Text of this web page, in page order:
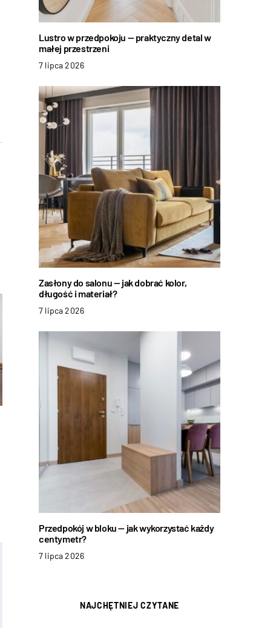
Lustro w przedpokoju — praktyczny detal w
małej przestrzeni
7 lipca 2026
Zasłony do salonu — jak dobrać kolor,
długość i materiał?
7 lipca 2026
Przedpokój w bloku — jak wykorzystać każdy
centymetr?
7 lipca 2026
NAJCHĘTNIEJ CZYTANE